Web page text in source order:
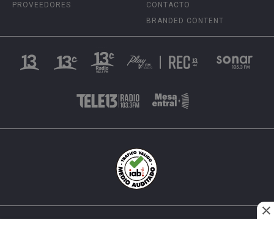
PROVEEDORES
CONTACTO
BRANDED CONTENT